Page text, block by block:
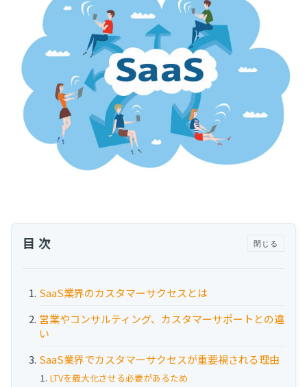
BPaaS​
既存営業 AI BPO
カスタマーサポート代行
多言語カスタマーサポート対応
CSツール導入・運用支援
ツール選定・運用支援
Zendesk導入支援
インサイドセールス代行
事例
セミナー
メルマガ登録
2025.04.23
意外と知らない？Google スプレッドシート関
数の落とし穴 ～集計作業を効率化する4つの
関数と、見落としがちな注意点～
カスタマーサポート
SaaS業界のカスタマーサクセスとは
営業やコンサルティング、カスタマーサポートとの違
い
SaaS業界でカスタマーサクセスが重要視される理由
LTVを最大化させる必要があるため
目次 閉じる